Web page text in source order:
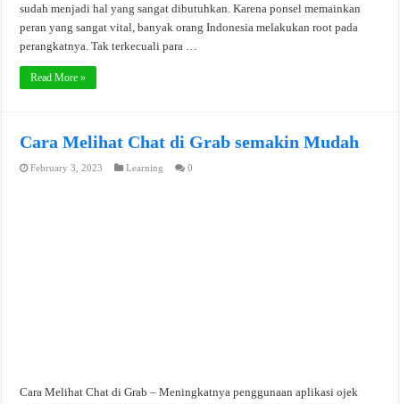
sudah menjadi hal yang sangat dibutuhkan. Karena ponsel memainkan
peran yang sangat vital, banyak orang Indonesia melakukan root pada
perangkatnya. Tak terkecuali para …
Read More »
Cara Melihat Chat di Grab semakin Mudah
February 3, 2023 Learning 0
Cara Melihat Chat di Grab – Meningkatnya penggunaan aplikasi ojek